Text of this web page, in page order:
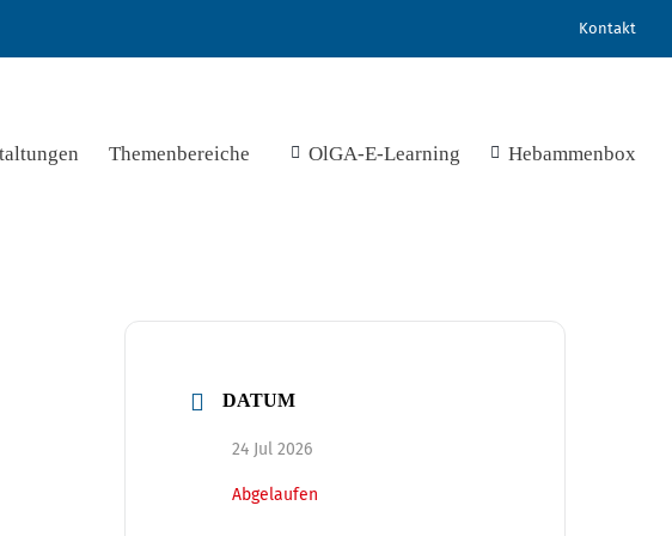
Kontakt
Themenbereiche OlGA-E-Learning Hebammenbox
DATUM
24 Jul 2026
Abgelaufen